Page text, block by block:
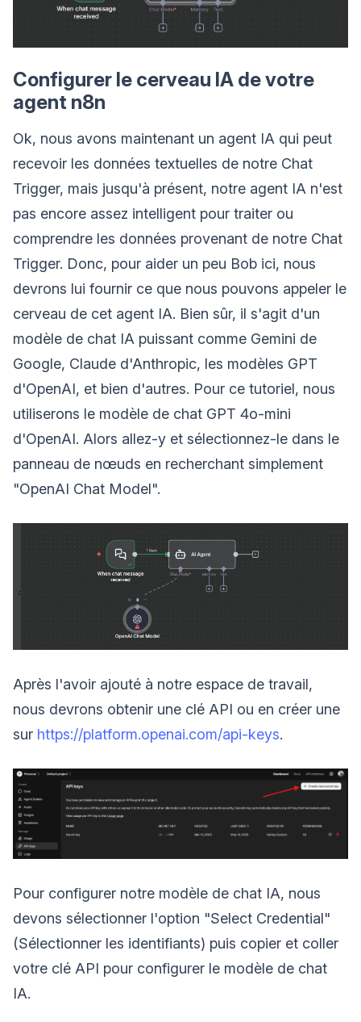
Configurer le cerveau IA de votre
agent n8n
Ok, nous avons maintenant un agent IA qui peut
recevoir les données textuelles de notre Chat
Trigger, mais jusqu'à présent, notre agent IA n'est
pas encore assez intelligent pour traiter ou
comprendre les données provenant de notre Chat
Trigger. Donc, pour aider un peu Bob ici, nous
devrons lui fournir ce que nous pouvons appeler le
cerveau de cet agent IA. Bien sûr, il s'agit d'un
modèle de chat IA puissant comme Gemini de
Google, Claude d'Anthropic, les modèles GPT
d'OpenAI, et bien d'autres. Pour ce tutoriel, nous
utiliserons le modèle de chat GPT 4o-mini
d'OpenAI. Alors allez-y et sélectionnez-le dans le
panneau de nœuds en recherchant simplement
"OpenAI Chat Model".
Après l'avoir ajouté à notre espace de travail,
nous devrons obtenir une clé API ou en créer une
sur https://platform.openai.com/api-keys.
Pour configurer notre modèle de chat IA, nous
devons sélectionner l'option "Select Credential"
(Sélectionner les identifiants) puis copier et coller
votre clé API pour configurer le modèle de chat
IA.